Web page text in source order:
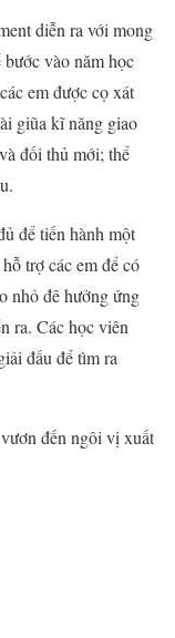
diễn ra với mong
vào năm học
em được cọ xát
giũa kĩ năng giao
đối thủ mới; thể
để tiến hành một
trợ các em để có
nhỏ đê hưởng ứng
ra. Các học viên
đấu để tìm ra
đến ngôi vị xuất